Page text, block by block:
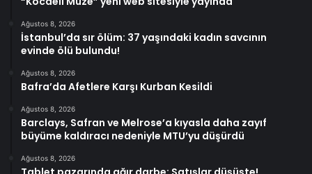
Ağustos 8, 2026
İstanbul’da sır ölüm: 37 yaşındaki kadın savcının
evinde ölü bulundu!
Ağustos 8, 2026
Bafra’da Afetlere Karşı Kurban Kesildi
Ağustos 8, 2026
Barclays, Safran ve Melrose’a kıyasla daha zayıf
büyüme kaldıracı nedeniyle MTU’yu düşürdü
Ağustos 8, 2026